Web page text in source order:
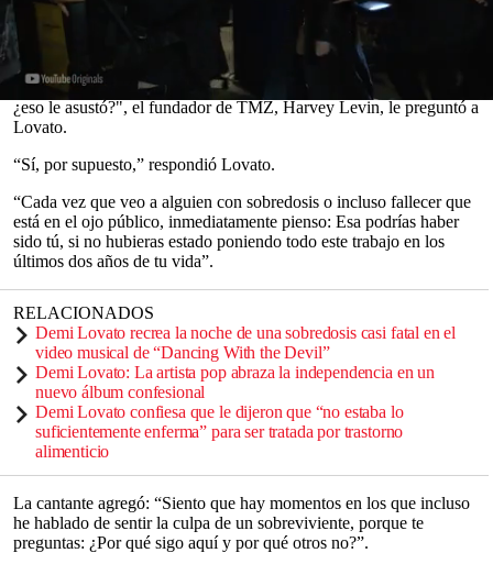
seconds
seconds
A la cantante, que sufrió una sobredosis casi fatal en 2018, se le
preguntó si se había visto afectada por las noticias sobre
DMX
en una entrevista reciente con TMZ Live
"Cuando vio las noticias sobre DMX durante el fin de semana,
¿eso le asustó?", el fundador de TMZ, Harvey Levin, le preguntó a
Lovato.
“Sí, por supuesto,” respondió Lovato.
“Cada vez que veo a alguien con sobredosis o incluso fallecer que
está en el ojo público, inmediatamente pienso: Esa podrías haber
sido tú, si no hubieras estado poniendo todo este trabajo en los
últimos dos años de tu vida”.
RELACIONADOS
Demi Lovato recrea la noche de una sobredosis casi fatal en el
video musical de “Dancing With the Devil”
Demi Lovato: La artista pop abraza la independencia en un
nuevo álbum confesional
Demi Lovato confiesa que le dijeron que “no estaba lo
suficientemente enferma” para ser tratada por trastorno
alimenticio
La cantante agregó: “Siento que hay momentos en los que incluso
he hablado de sentir la culpa de un sobreviviente, porque te
preguntas: ¿Por qué sigo aquí y por qué otros no?”.